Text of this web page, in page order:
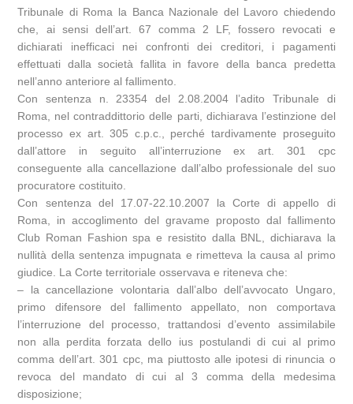
Tribunale di Roma la Banca Nazionale del Lavoro chiedendo
che, ai sensi dell’art. 67 comma 2 LF, fossero revocati e
dichiarati inefficaci nei confronti dei creditori, i pagamenti
effettuati dalla società fallita in favore della banca predetta
nell’anno anteriore al fallimento.
Con sentenza n. 23354 del 2.08.2004 l’adito Tribunale di
Roma, nel contraddittorio delle parti, dichiarava l’estinzione del
processo ex art. 305 c.p.c., perché tardivamente proseguito
dall’attore in seguito all’interruzione ex art. 301 cpc
conseguente alla cancellazione dall’albo professionale del suo
procuratore costituito.
Con sentenza del 17.07-22.10.2007 la Corte di appello di
Roma, in accoglimento del gravame proposto dal fallimento
Club Roman Fashion spa e resistito dalla BNL, dichiarava la
nullità della sentenza impugnata e rimetteva la causa al primo
giudice. La Corte territoriale osservava e riteneva che:
– la cancellazione volontaria dall’albo dell’avvocato Ungaro,
primo difensore del fallimento appellato, non comportava
l’interruzione del processo, trattandosi d’evento assimilabile
non alla perdita forzata dello ius postulandi di cui al primo
comma dell’art. 301 cpc, ma piuttosto alle ipotesi di rinuncia o
revoca del mandato di cui al 3 comma della medesima
disposizione;